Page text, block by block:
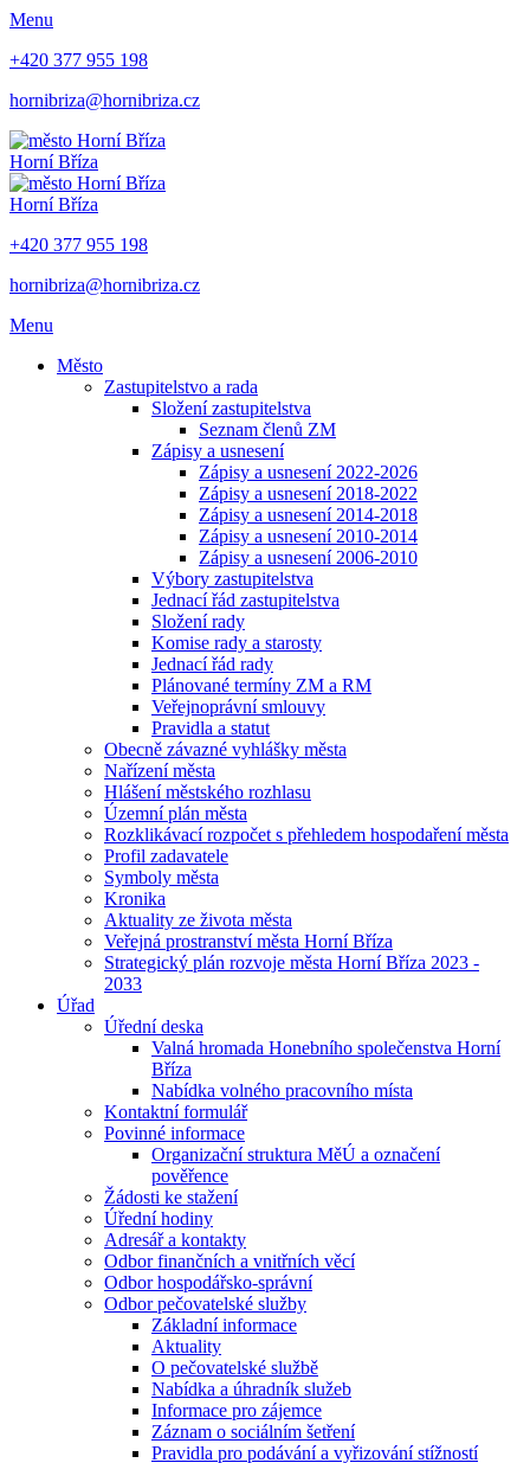
Menu
+420 377 955 198
hornibriza@hornibriza.cz
Horní Bříza
Horní Bříza
+420 377 955 198
hornibriza@hornibriza.cz
Menu
Město
Zastupitelstvo a rada
Složení zastupitelstva
Seznam členů ZM
Zápisy a usnesení
Zápisy a usnesení 2022-2026
Zápisy a usnesení 2018-2022
Zápisy a usnesení 2014-2018
Zápisy a usnesení 2010-2014
Zápisy a usnesení 2006-2010
Výbory zastupitelstva
Jednací řád zastupitelstva
Složení rady
Komise rady a starosty
Jednací řád rady
Plánované termíny ZM a RM
Veřejnoprávní smlouvy
Pravidla a statut
Obecně závazné vyhlášky města
Nařízení města
Hlášení městského rozhlasu
Územní plán města
Rozklikávací rozpočet s přehledem hospodaření města
Profil zadavatele
Symboly města
Kronika
Aktuality ze života města
Veřejná prostranství města Horní Bříza
Strategický plán rozvoje města Horní Bříza 2023 -
2033
Úřad
Úřední deska
Valná hromada Honebního společenstva Horní
Bříza
Nabídka volného pracovního místa
Kontaktní formulář
Povinné informace
Organizační struktura MěÚ a označení
pověřence
Žádosti ke stažení
Úřední hodiny
Adresář a kontakty
Odbor finančních a vnitřních věcí
Odbor hospodářsko-správní
Odbor pečovatelské služby
Základní informace
Aktuality
O pečovatelské službě
Nabídka a úhradník služeb
Informace pro zájemce
Záznam o sociálním šetření
Pravidla pro podávání a vyřizování stížností